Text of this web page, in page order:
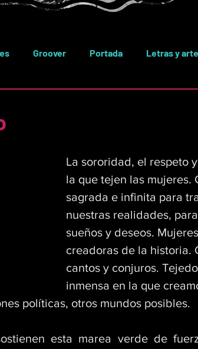
Groover Portada Letras y arte
La sororidad, el respeto
la que tejen las
sagrada e infinita para
nuestras realidades,
sueños y deseos.
creadoras de la historia.
cantos y conjuros.
inmensa en la que
políticas, otros mundos posibles.
esta marea verde de